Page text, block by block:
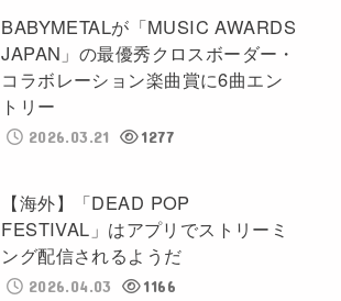
BABYMETALが「MUSIC AWARDS
JAPAN」の最優秀クロスボーダー・
コラボレーション楽曲賞に6曲エン
トリー
2026.03.21 1277
【海外】「DEAD POP
FESTIVAL」はアプリでストリーミ
ング配信されるようだ
2026.04.03 1166